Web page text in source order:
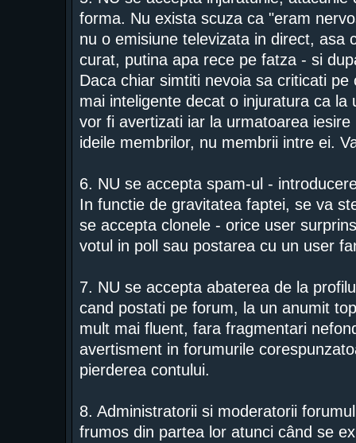
forma. Nu exista scuza ca "eram
nu o emisiune televizata in direct, asa
curat, putina apa rece pe fatza - si
Daca chiar simtiti nevoia sa criticati
mai inteligente decat o injuratura ca
vor fi avertizati iar la urmatoarea
ideile membrilor, nu membrii intre ei.
6. NU se accepta spam-ul -
In functie de gravitatea faptei, se va
se accepta clonele - orice user
votul in poll sau postarea cu un user
7. NU se accepta abaterea de la
cand postati pe forum, la un anumit
mult mai fluent, fara fragmentari
avertisment in forumurile
pierderea contului.
8. Administratorii si moderatorii
frumos din partea lor atunci când se